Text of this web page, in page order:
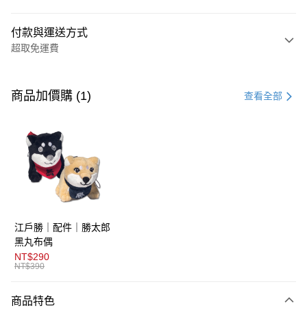
付款與運送方式
超取免運費
信用卡一次付款
LINE Pay
AFTEE先享後付
【關於「AFTEE先享後付」】
便利好安心！
１．簡單：不需註冊會員、不需綁卡、不需儲值。
２．便利：只要手機號碼，簡訊認證，即可結帳。
３．安心：先確認商品／服務後，再付款。
１．於結帳方式選擇「AFTEE先享後付」後，將跳轉至「AFTEE先享後付」
運送方式
全家取貨付款
商品加價購 (1) 查看全部
江戶勝｜配件｜勝太郎
黑丸布偶
NT$290
NT$390
商品特色